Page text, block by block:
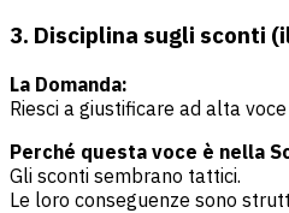
3. Disciplina sugli sconti
La Domanda:
Riesci a giustificare ad alta
Perché questa voce è nella
Gli sconti sembrano tattici.
Le loro conseguenze sono